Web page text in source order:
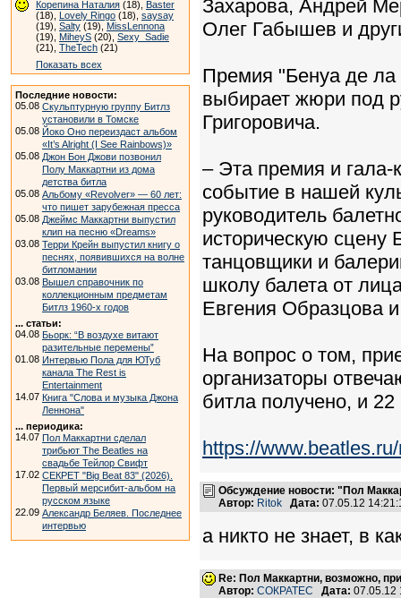
Корепина Наталия (18), Baster
(18), Lovely Ringo (18), saysay
(19), Salty (19), MissLennona
(19), MiheyS (20), Sexy_Sadie
(21), TheTech (21)
Показать всех
Последние новости:
05.08 Скульптурную группу Битлз
установили в Томске
05.08 Йоко Оно переиздаст альбом
«It’s Alright (I See Rainbows)»
05.08 Джон Бон Джови позвонил
Полу Маккартни из дома
детства битла
05.08 Альбому «Revolver» — 60 лет:
что пишет зарубежная пресса
05.08 Джеймс Маккартни выпустил
клип на песню «Dreams»
03.08 Терри Крейн выпустил книгу о
песнях, появившихся на волне
битломании
03.08 Вышел справочник по
коллекционным предметам
Битлз 1960-х годов
... статьи:
04.08 Бьорк: “В воздухе витают
разительные перемены”
01.08 Интервью Пола для ЮТуб
канала The Rest is
Entertainment
14.07 Книга "Слова и музыка Джона
Леннона"
... периодика:
14.07 Пол Маккартни сделал
трибьют The Beatles на
свадьбе Тейлор Свифт
17.02 СЕКРЕТ "Big Beat 83" (2026).
Первый мерсибит-альбом на
русском языке
22.09 Александр Беляев. Последнее
интервью
Захарова, Андрей
Олег Габышев и
Премия "Бенуа де ла
выбирает жюри под
Григоровича.
– Эта премия и
событие в нашей
руководитель
историческую сцену
танцовщики и
школу балета от
Евгения Образцова
На вопрос о том,
организаторы
битла получено, и
https://
Обсуждение новости: "Пол
Автор: Ritok Дата: 07.05.12
а никто не знает, в
Re: Пол Маккартни, возможно,
Автор: СОКРАТЕС Дата: